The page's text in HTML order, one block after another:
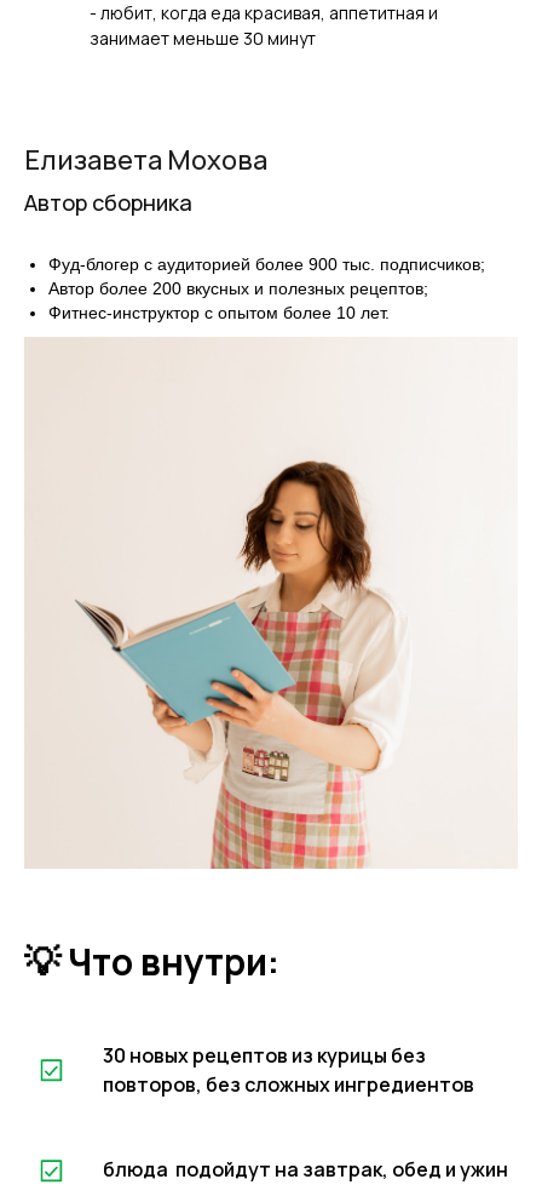
- любит, когда еда красивая, аппетитная и
занимает меньше 30 минут
Елизавета Мохова
Автор сборника
Фуд-блогер с аудиторией более 900 тыс. подписчиков;
Автор более 200 вкусных и полезных рецептов;
Фитнес-инструктор с опытом более 10 лет.
💡 Что внутри:
30 новых рецептов из курицы без
повторов, без сложных ингредиентов
блюда подойдут на завтрак, обед и ужин